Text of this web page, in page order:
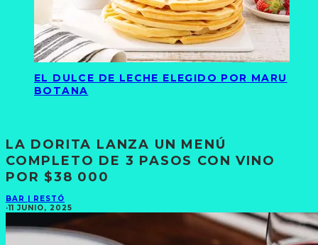
EL DULCE DE LECHE ELEGIDO POR MARU
BOTANA
LA DORITA LANZA UN MENÚ
COMPLETO DE 3 PASOS CON VINO
POR $38 000
BAR | RESTÓ
·11 JUNIO, 2025